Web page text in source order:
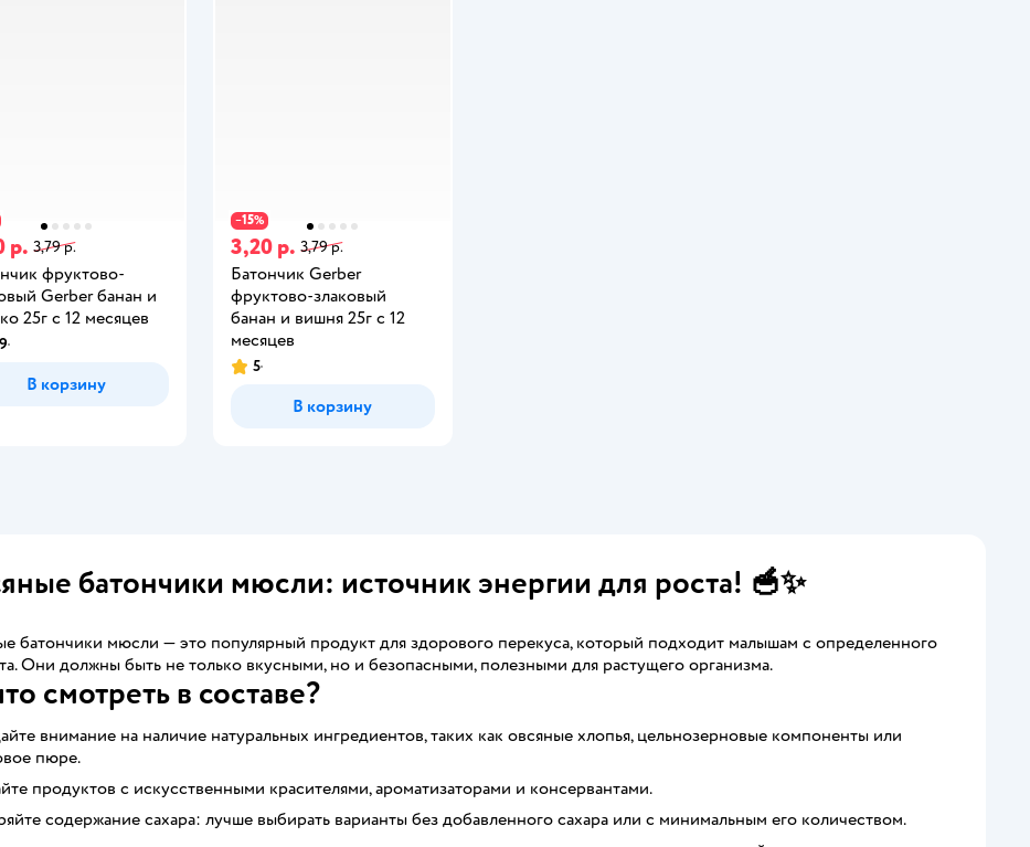
р. 3,79 р.
фруктово-
Gerber банан и
25г с 12 месяцев
В корзину
−15%
3,20 р. 3,79 р.
Батончик Gerber
фруктово-злаковый
банан и вишня 25г с 12
месяцев
5
В корзину
батончики мюсли: источник энергии для роста! 🥣✨
батончики мюсли — это популярный продукт для здорового перекуса, который подходит малышам с определенного
Они должны быть не только вкусными, но и безопасными, полезными для растущего организма.
смотреть в составе?
внимание на наличие натуральных ингредиентов, таких как овсяные хлопья, цельнозерновые компоненты или
пюре.
продуктов с искусственными красителями, ароматизаторами и консервантами.
содержание сахара: лучше выбирать варианты без добавленного сахара или с минимальным его количеством.